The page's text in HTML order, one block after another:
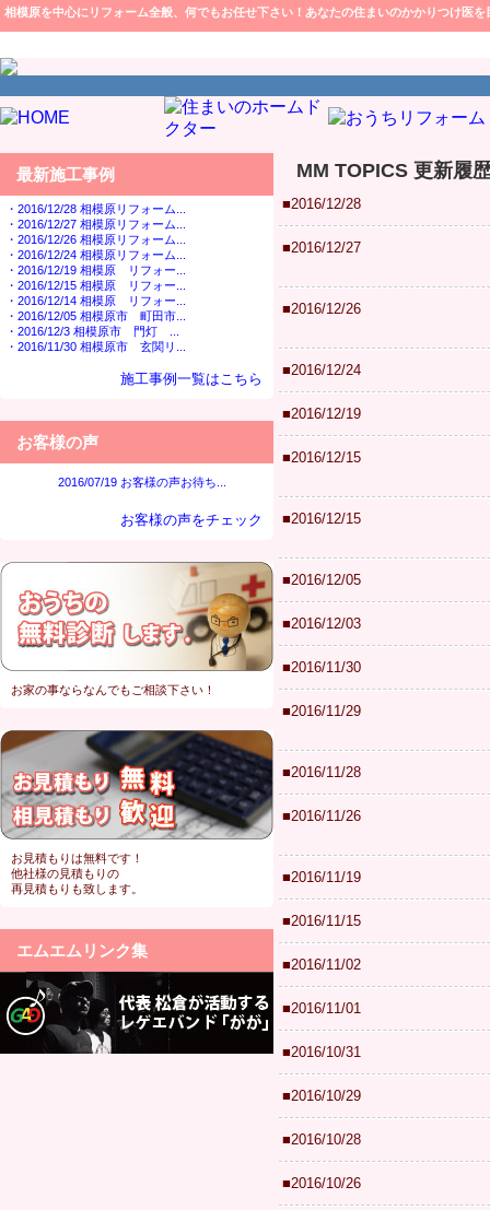
相模原を中心にリフォーム全般、何でもお任せ下さい！あなたの住まいのかかりつけ医を
最新施工事例
・2016/12/28 相模原リフォーム...
・2016/12/27 相模原リフォーム...
・2016/12/26 相模原リフォーム...
・2016/12/24 相模原リフォーム...
・2016/12/19 相模原 リフォー...
・2016/12/15 相模原 リフォー...
・2016/12/14 相模原 リフォー...
・2016/12/05 相模原市 町田市...
・2016/12/3 相模原市 門灯 ...
・2016/11/30 相模原市 玄関リ...
施工事例一覧はこちら
お客様の声
2016/07/19 お客様の声お待ち...
お客様の声をチェック
お家の事ならなんでもご相談下さい！
お見積もりは無料です！
他社様の見積もりの
再見積もりも致します。
エムエムリンク集
MM TOPICS 更新履
■2016/12/28
■2016/12/27
■2016/12/26
■2016/12/24
■2016/12/19
■2016/12/15
■2016/12/15
■2016/12/05
■2016/12/03
■2016/11/30
■2016/11/29
■2016/11/28
■2016/11/26
■2016/11/19
■2016/11/15
■2016/11/02
■2016/11/01
■2016/10/31
■2016/10/29
■2016/10/28
■2016/10/26